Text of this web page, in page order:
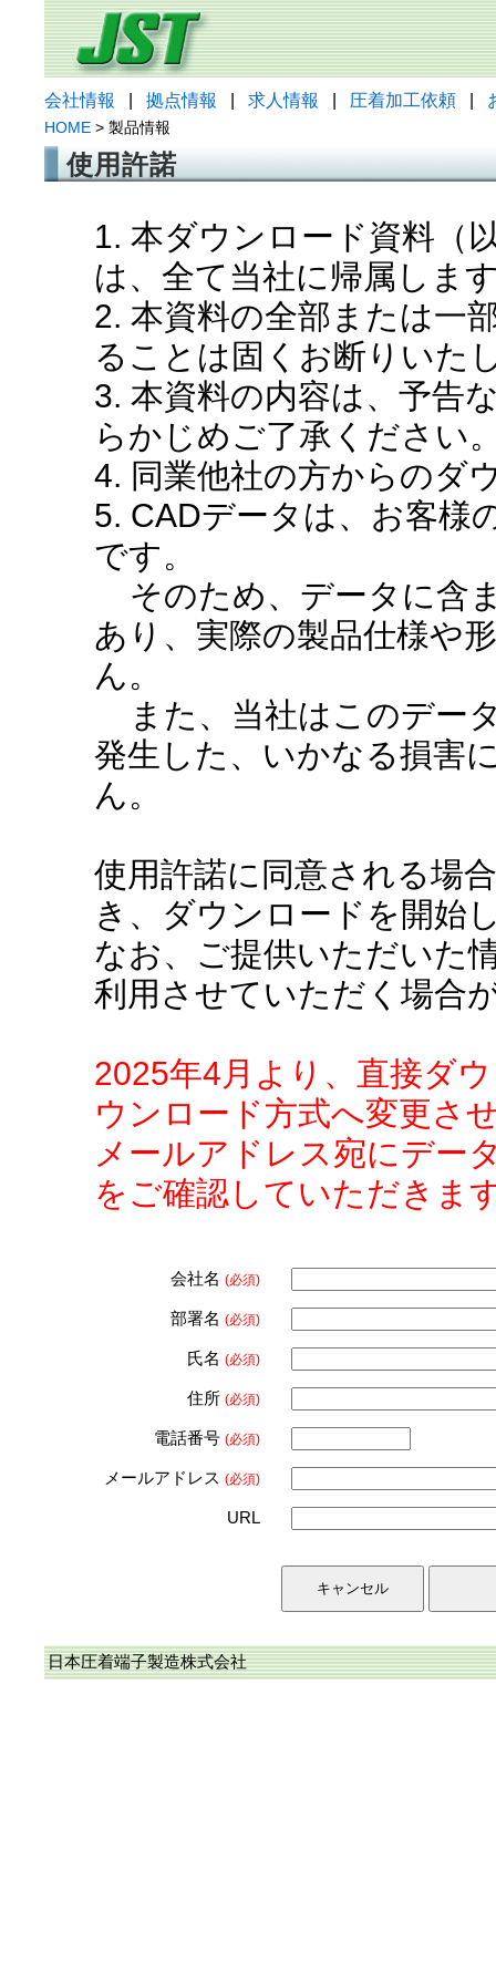
会社情報 拠点情報 求人情報 圧着加工依頼
HOME > 製品情報
使用許諾
1. 本ダウンロード資料（
は、全て当社に帰属しま
2. 本資料の全部または一
ることは固くお断りいた
3. 本資料の内容は、予告
らかじめご了承ください
4. 同業他社の方からのダ
5. CADデータは、お客様
です。
そのため、データに含
あり、実際の製品仕様や
ん。
また、当社はこのデー
発生した、いかなる損害
ん。
使用許諾に同意される場
き、ダウンロードを開始
なお、ご提供いただいた
利用させていただく場合
2025年4月より、直接ダ
ウンロード方式へ変更さ
メールアドレス宛にデー
をご確認していただきま
会社名 (必須)
部署名 (必須)
氏名 (必須)
住所 (必須)
電話番号 (必須)
メールアドレス (必須)
URL
日本圧着端子製造株式会社